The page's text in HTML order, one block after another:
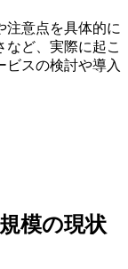
注意点を具体的に
ど、実際に起こ
ビスの検討や導入
模の現状